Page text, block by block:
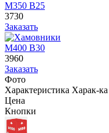
М350 В25
3730
Заказать
М400 В30
3960
Заказать
Фото
Характеристика Харак-ка
Цена
Кнопки